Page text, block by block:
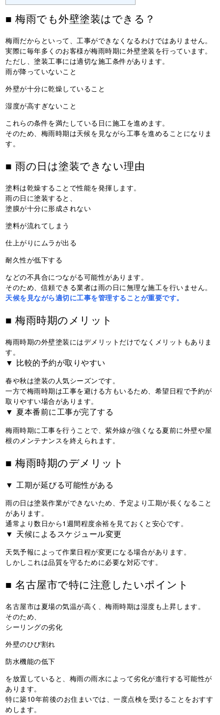
■ 梅雨でも外壁塗装はできる？
梅雨だからといって、工事ができなくなるわけではありません。
実際に毎年多くのお客様が梅雨時期に外壁塗装を行っています。
ただし、塗装工事には適切な施工条件があります。
雨が降っていないこと
外壁が十分に乾燥していること
湿度が高すぎないこと
これらの条件を満たしている日に施工を進めます。
そのため、梅雨時期は天候を見ながら工事を進めることになりま
す。
■ 雨の日は塗装できない理由
塗料は乾燥することで性能を発揮します。
雨の日に塗装すると、
塗膜が十分に形成されない
塗料が流れてしまう
仕上がりにムラが出る
耐久性が低下する
などの不具合につながる可能性があります。
そのため、信頼できる業者は雨の日に無理な施工を行いません。
天候を見ながら適切に工事を管理することが重要です。
■ 梅雨時期のメリット
梅雨時期の外壁塗装にはデメリットだけでなくメリットもありま
す。
▼ 比較的予約が取りやすい
春や秋は塗装の人気シーズンです。
一方で梅雨時期は工事を避ける方もいるため、希望日程で予約が
取りやすい場合があります。
▼ 夏本番前に工事が完了する
梅雨時期に工事を行うことで、紫外線が強くなる夏前に外壁や屋
根のメンテナンスを終えられます。
■ 梅雨時期のデメリット
▼ 工期が延びる可能性がある
雨の日は塗装作業ができないため、予定より工期が長くなること
があります。
通常より数日から1週間程度余裕を見ておくと安心です。
▼ 天候によるスケジュール変更
天気予報によって作業日程が変更になる場合があります。
しかしこれは品質を守るために必要な対応です。
■ 名古屋市で特に注意したいポイント
名古屋市は夏場の気温が高く、梅雨時期は湿度も上昇します。
そのため、
シーリングの劣化
外壁のひび割れ
防水機能の低下
を放置していると、梅雨の雨水によって劣化が進行する可能性が
あります。
特に築10年前後のお住まいでは、一度点検を受けることをおすす
めします。